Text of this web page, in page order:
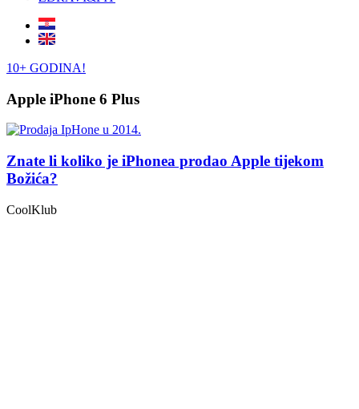
10+ GODINA!
Apple iPhone 6 Plus
Znate li koliko je iPhonea prodao Apple tijekom
Božića?
CoolKlub